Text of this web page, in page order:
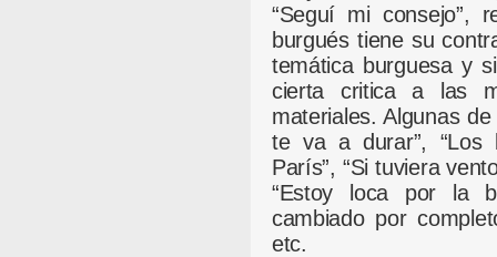
“Seguí mi consejo”,
burgués tiene su
temática burguesa y
cierta critica a las
materiales. Algunas
te va a durar”, “Los
París”, “Si tuviera
“Estoy loca por la
cambiado por
etc.